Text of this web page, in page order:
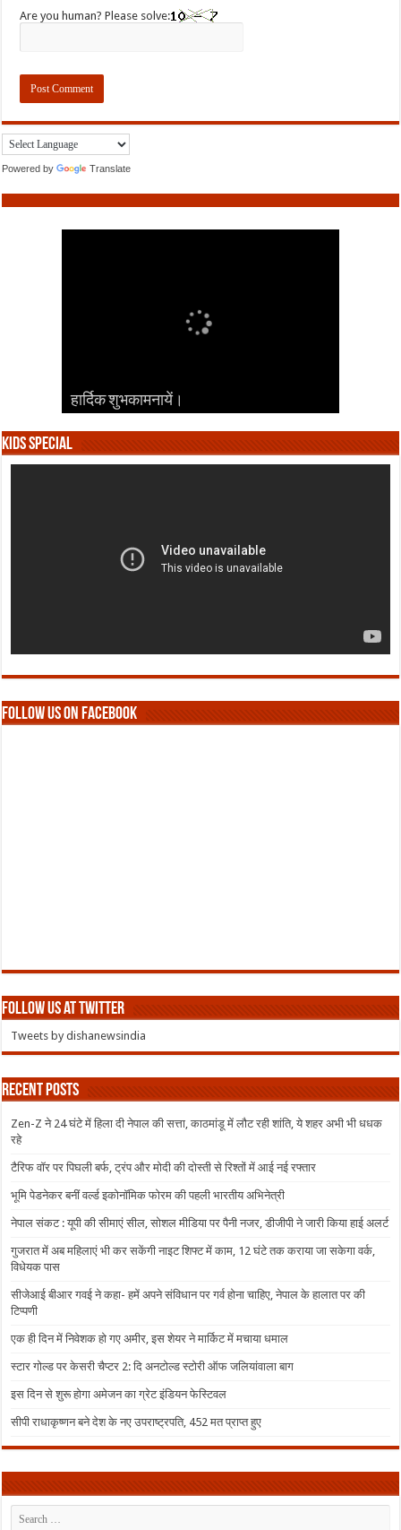
Are you human? Please solve:
Powered by Translate
हार्दिक शुभकामनायें।
हार्दिक शुभकामनायें।
हार्दिक शुभकामनायें।
हार्दिक शुभकामनायें।
हार्दिक शुभकामनायें।
Kids Special
Follow us on Facebook
Follow us at Twitter
Tweets by dishanewsindia
Recent Posts
Zen-Z ने 24 घंटे में हिला दी नेपाल की सत्ता, काठमांडू में लौट रही शांति, ये शहर अभी भी धधक
रहे
टैरिफ वॉर पर पिघली बर्फ, ट्रंप और मोदी की दोस्ती से रिश्तों में आई नई रफ्तार
भूमि पेडनेकर बनीं वर्ल्ड इकोनॉमिक फोरम की पहली भारतीय अभिनेत्री
नेपाल संकट : यूपी की सीमाएं सील, सोशल मीडिया पर पैनी नजर, डीजीपी ने जारी किया हाई अलर्ट
गुजरात में अब महिलाएं भी कर सकेंगी नाइट शिफ्ट में काम, 12 घंटे तक कराया जा सकेगा वर्क,
विधेयक पास
सीजेआई बीआर गवई ने कहा- हमें अपने संविधान पर गर्व होना चाहिए, नेपाल के हालात पर की
टिप्पणी
एक ही दिन में निवेशक हो गए अमीर, इस शेयर ने मार्किट में मचाया धमाल
स्टार गोल्ड पर केसरी चैप्टर 2: दि अनटोल्ड स्टोरी ऑफ जलियांवाला बाग
इस दिन से शुरू होगा अमेजन का ग्रेट इंडियन फेस्टिवल
सीपी राधाकृष्णन बने देश के नए उपराष्ट्रपति, 452 मत प्राप्त हुए